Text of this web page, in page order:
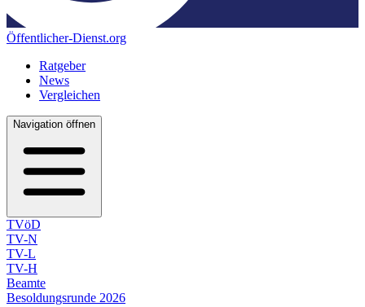
Öffentlicher-Dienst.org
Ratgeber
News
Vergleichen
Navigation öffnen
TVöD
TV-N
TV-L
TV-H
Beamte
Besoldungsrunde 2026